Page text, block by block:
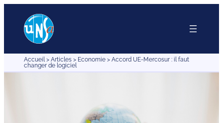
contenu
Accueil> Articles > Economie > Accord UE-Mercosur : il faut
changer de logiciel